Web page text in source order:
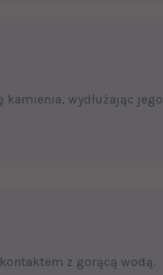
wydłużając jego
z gorącą wodą.